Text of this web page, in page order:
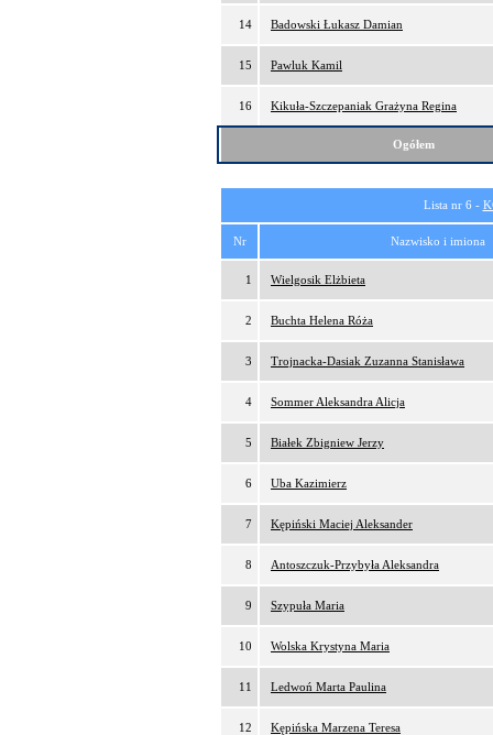
14 Badowski Łukasz Damian
15 Pawluk Kamil
16 Kikuła-Szczepaniak Grażyna Regina
Ogółem
Lista nr 6 -
Nr Nazwisko i imiona
1 Wielgosik Elżbieta
2 Buchta Helena Róża
3 Trojnacka-Dasiak Zuzanna Stanisława
4 Sommer Aleksandra Alicja
5 Białek Zbigniew Jerzy
6 Uba Kazimierz
7 Kępiński Maciej Aleksander
8 Antoszczuk-Przybyła Aleksandra
9 Szypuła Maria
10 Wolska Krystyna Maria
11 Ledwoń Marta Paulina
12 Kępińska Marzena Teresa